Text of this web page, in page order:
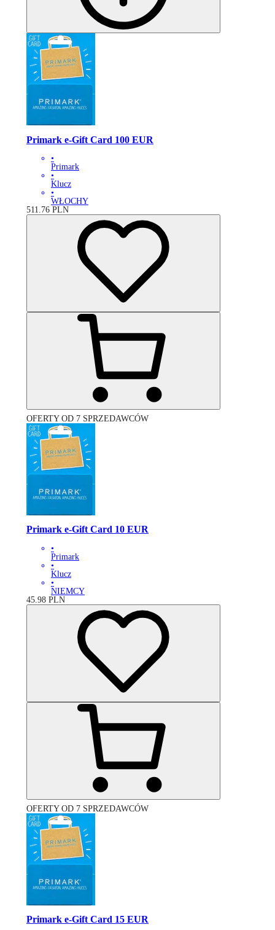
Primark e-Gift Card 100 EUR
•
Primark
•
Klucz
•
WŁOCHY
511.76 PLN
OFERTY OD 7 SPRZEDAWCÓW
Primark e-Gift Card 10 EUR
•
Primark
•
Klucz
•
NIEMCY
45.98 PLN
OFERTY OD 7 SPRZEDAWCÓW
Primark e-Gift Card 15 EUR